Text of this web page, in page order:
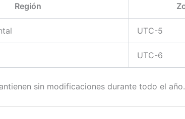
Región
UTC-5
UTC-6
sin modificaciones durante todo el año.